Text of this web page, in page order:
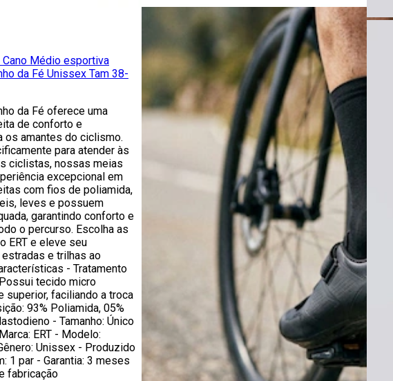
Médio esportiva
da Fé Unissex Tam 38-
da Fé oferece uma
de conforto e
os amantes do ciclismo.
para atender às
ciclistas, nossas meias
excepcional em
com fios de poliamida,
leves e possuem
garantindo conforto e
o percurso. Escolha as
ERT e eleve seu
e trilhas ao
- Tratamento
tecido micro
superior, faciliando a troca
93% Poliamida, 05%
- Tamanho: Único
ERT - Modelo:
Unissex - Produzido
1 par - Garantia: 3 meses
fabricação